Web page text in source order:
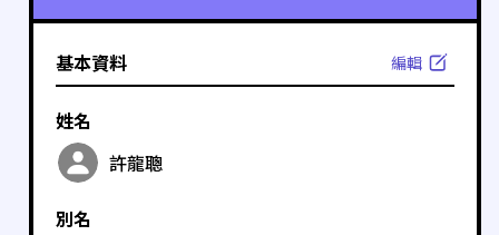
基本資料 編輯
姓名
許龍聰
別名